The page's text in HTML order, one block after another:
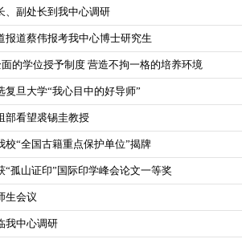
、副处长到我中心调研
报道蔡伟报考我中心博士研究生
的学位授予制度 营造不拘一格的培养环境
复旦大学“我心目中的好导师”
部看望裘锡圭教授
校“全国古籍重点保护单位”揭牌
“孤山证印”国际印学峰会论文一等奖
生会议
我中心调研